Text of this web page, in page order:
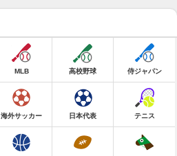
MLB 高校野球 侍ジャパン
海外サッカー 日本代表 テニス